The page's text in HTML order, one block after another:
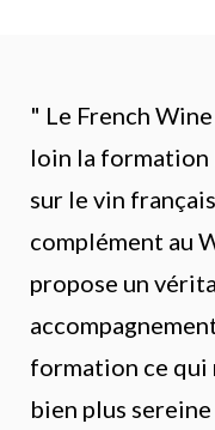
" Le French
loin la formation
sur le vin
complément au
propose un
formation ce qui
bien plus